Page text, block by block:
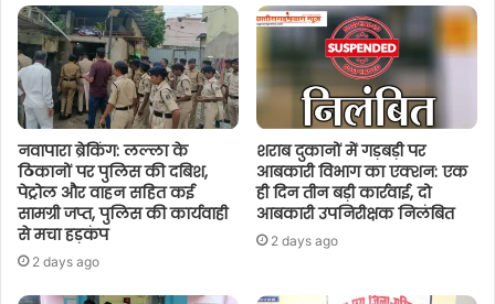
नवापारा ब्रेकिंग: लल्ला के
ठिकानों पर पुलिस की दबिश,
पेट्रोल और वाहन सहित कई
सामग्री जप्त, पुलिस की कार्यवाही
से मचा हड़कंप
2 days ago
शराब दुकानों में गड़बड़ी पर
आबकारी विभाग का एक्शन: एक
ही दिन तीन बड़ी कार्रवाई, दो
आबकारी उपनिरीक्षक निलंबित
2 days ago